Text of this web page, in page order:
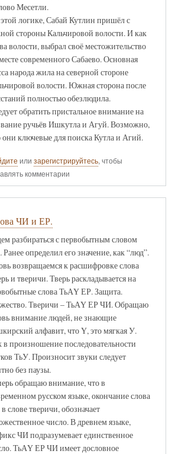
Месетли.
логике, Сабай Кутлин пришёл с
стороны Кальчировой волости. И как
волости, выбрал своё местожительство
современного Сабаево. Основная
народа жила на северной стороне
волости. Южная сторона после
полностью обезлюдила.
обратить пристальное внимание на
ручьёв Ишкутла и Агуй. Возможно,
они ключевые для поиска Кутла и Агий.
или зарегистрируйтесь, чтобы
комментарии
ЧИ и ЕР.
разбираться с первобытным словом
определил его значение, как “люд”.
возвращаемся к расшифровке слова
и тверичи. Тверь раскладывается на
слова ТьАҮ ЕР. Защита.
Тверичи – ТьАҮ ЕР ЧИ. Обращаю
внимание людей, не знающие
алфавит, что Ү, это мягкая У.
в произношение последовательности
ТьУ. Произносит звуки следует
без паузы.
обращаю внимание, что в
русском языке, окончание слова
слове тверичи, обозначает
число. В древнем языке,
ЧИ подразумевает единственное
ТьАҮ ЕР ЧИ имеет дословное